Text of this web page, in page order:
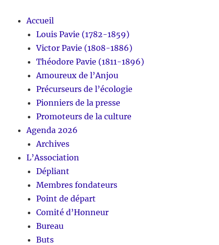
Accueil
Louis Pavie (1782-1859)
Victor Pavie (1808-1886)
Théodore Pavie (1811-1896)
Amoureux de l’Anjou
Précurseurs de l’écologie
Pionniers de la presse
Promoteurs de la culture
Agenda 2026
Archives
L’Association
Dépliant
Membres fondateurs
Point de départ
Comité d’Honneur
Bureau
Buts